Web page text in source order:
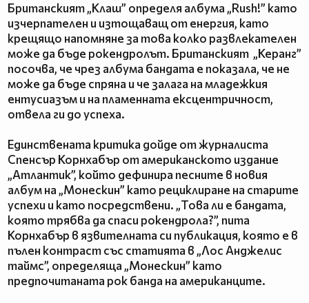
Британският „Клаш” определя албума „Rush!” като
изчерпателен и изтощаващ от енергия, като
крещящо напомняне за това колко развлекателен
може да бъде рокендролът. Британският „Керанг”
посочва, че чрез албума бандата е показала, че не
може да бъде спряна и че залага на младежкия
ентусиазъм и на пламенната ексцентричност,
отвела ги до успеха.
Единствената критика дойде от журналиста
Спенсър Корнхабър от американското издание
„Атлантик”, който дефинира песните в новия
албум на „Монескин” като рециклиране на старите
успехи и като посредствени. „Това ли е бандата,
която трябва да спаси рокендрола?”, пита
Корнхабър в язвителната си публикация, която е в
пълен контраст със статията в „Лос Анджелис
таймс”, определяща „Монескин” като
предпочитаната рок банда на американците.